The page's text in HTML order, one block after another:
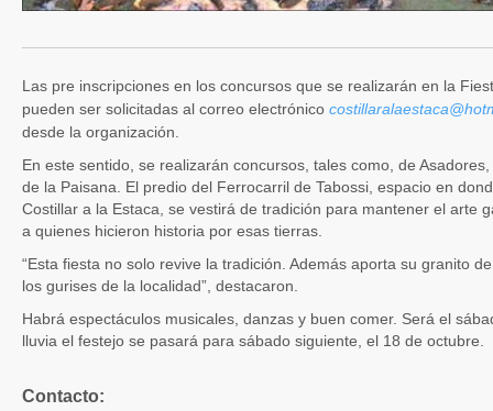
Las pre inscripciones en los concursos que se realizarán en la
pueden ser solicitadas al correo electrónico
desde la organización.
En este sentido, se realizarán concursos, tales como, de
de la Paisana. El predio del Ferrocarril de Tabossi, espacio en
Costillar a la Estaca, se vestirá de tradición para mantener el arte
a quienes hicieron historia por esas tierras.
“Esta fiesta no solo revive la tradición. Además aporta su granito
los gurises de la localidad”, destacaron.
Habrá espectáculos musicales, danzas y buen comer. Será el
lluvia el festejo se pasará para sábado siguiente, el 18 de octubre.
Contacto: